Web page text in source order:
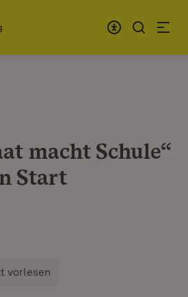
macht Schule“
Start
vorlesen